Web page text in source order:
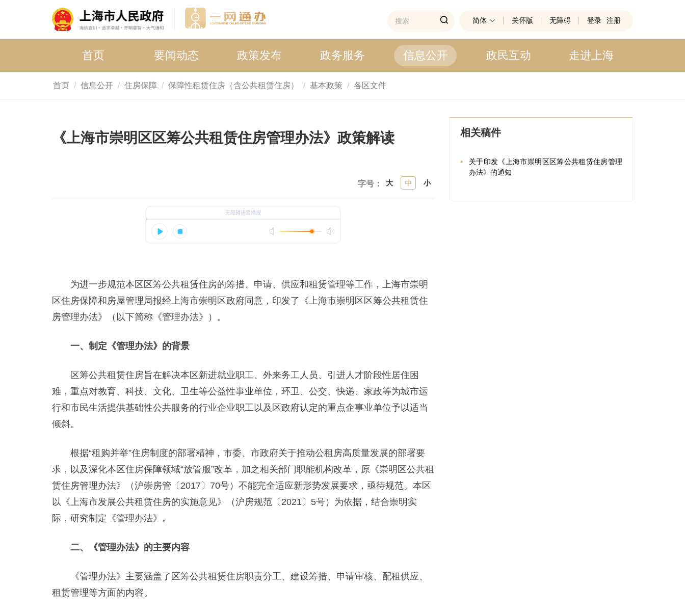
简体 关怀版 无障碍 登录 注册
首页 要闻动态 政策发布 政务服务 信息公开 政民互动 走进上海
首页 信息公开 住房保障 保障性租赁住房（含公共租赁住房） 基本政策 各区文件
《上海市崇明区区筹公共租赁住房管理办法》政策解读
字号： 大 中 小
为进一步规范本区区筹公共租赁住房的筹措、申请、供应和租赁管理等工作，上海市崇明
区住房保障和房屋管理局报经上海市崇明区政府同意，印发了《上海市崇明区区筹公共租赁住
房管理办法》（以下简称《管理办法》）。
一、制定《管理办法》的背景
区筹公共租赁住房旨在解决本区新进就业职工、外来务工人员、引进人才阶段性居住困
难，重点对教育、科技、文化、卫生等公益性事业单位，环卫、公交、快递、家政等为城市运
行和市民生活提供基础性公共服务的行业企业职工以及区政府认定的重点企事业单位予以适当
倾斜。
根据“租购并举”住房制度的部署精神，市委、市政府关于推动公租房高质量发展的部署要
求，以及深化本区住房保障领域“放管服”改革，加之相关部门职能机构改革，原《崇明区公共租
赁住房管理办法》（沪崇房管〔2017〕70号）不能完全适应新形势发展要求，亟待规范。本区
以《上海市发展公共租赁住房的实施意见》（沪房规范〔2021〕5号）为依据，结合崇明实
际，研究制定《管理办法》。
二、《管理办法》的主要内容
《管理办法》主要涵盖了区筹公共租赁住房职责分工、建设筹措、申请审核、配租供应、
租赁管理等方面的内容。
相关稿件
关于印发《上海市崇明区区筹公共租赁住房管理
办法》的通知